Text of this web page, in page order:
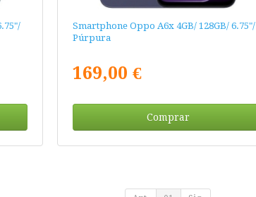
Smartphone Oppo A6x 4GB/ 128GB/ 6.75"/
Púrpura
169,00 €
Comprar